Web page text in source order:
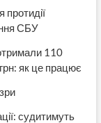
протидії
СБУ
110
як це працює
судитимуть